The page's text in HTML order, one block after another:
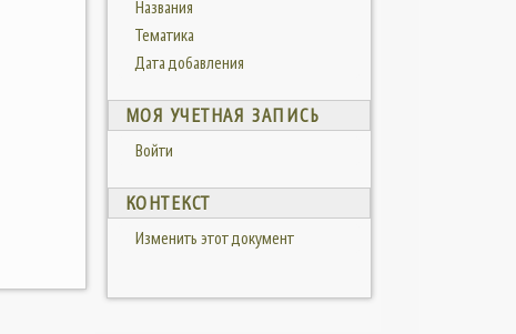
Названия
Тематика
Дата добавления
МОЯ УЧЕТНАЯ ЗАПИСЬ
Войти
КОНТЕКСТ
Изменить этот документ